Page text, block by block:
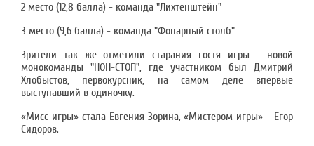
2 место (12,8 балла) - команда "Лихтенштейн"
3 место (9,6 балла) - команда "Фонарный столб"
Зрители так же отметили старания гостя игры - новой
монокоманды "НОН-СТОП", где участником был Дмитрий
Хлобыстов, первокурсник, на самом деле впервые
выступавший в одиночку.
«Мисс игры» стала Евгения Зорина, «Мистером игры» - Егор
Сидоров.